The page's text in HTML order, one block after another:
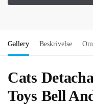
Gallery Beskrivelse
Cats
Toys Bell